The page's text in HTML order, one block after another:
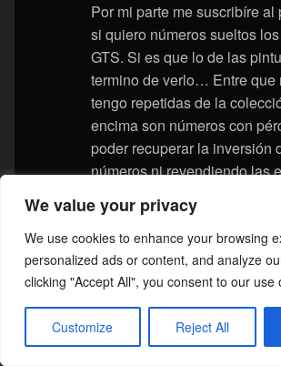
We value your privacy
We use cookies to enhance your browsing
personalized ads or content, and analyze
clicking "Accept All", you consent to our use
Customize Reject All
Por mi parte me suscribíre al
si quiero números sueltos
GTS. Si es que lo de las
termino de verlo… Entre que
tengo repetidas de la
encima son números con
poder recuperar la inversión
números ni revendiendo las
Sabiendo que estas
un nicho muy concreto, que
probablemente ya haya
las colecciones anteriores,
dos